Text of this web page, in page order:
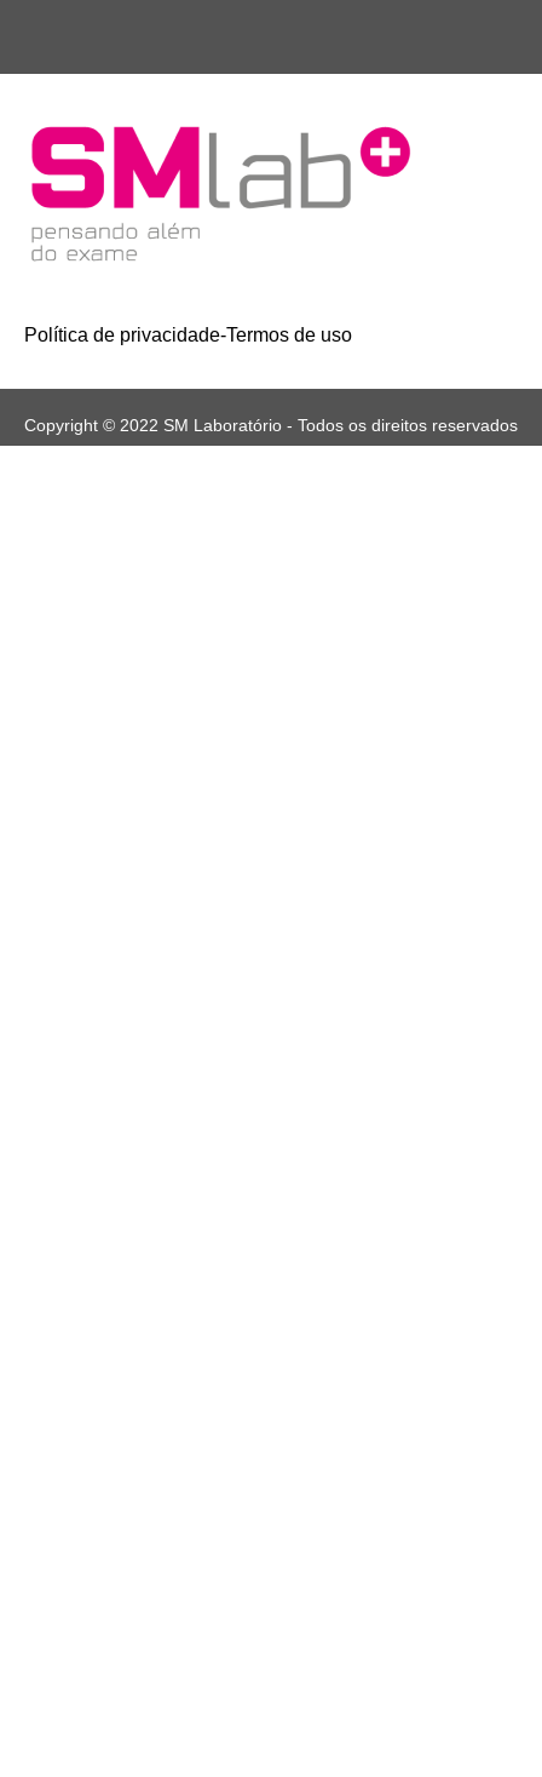
Política de privacidade-Termos de uso
Copyright © 2022 SM Laboratório - Todos os direitos reservados